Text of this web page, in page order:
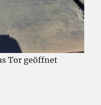
Tor geöffnet